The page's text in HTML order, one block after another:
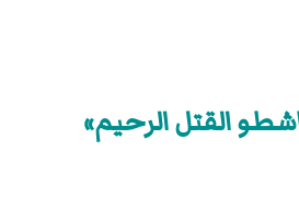
القتل الرحيم»